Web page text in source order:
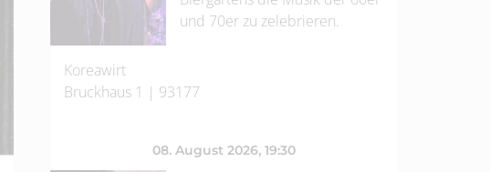
und 70er zu zelebrieren.
Koreawirt
Bruckhaus 1 | 93177
08. August 2026, 19:30